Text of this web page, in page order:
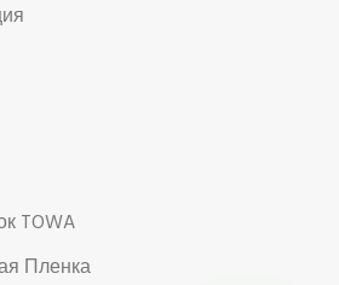
TOWA
Пленка